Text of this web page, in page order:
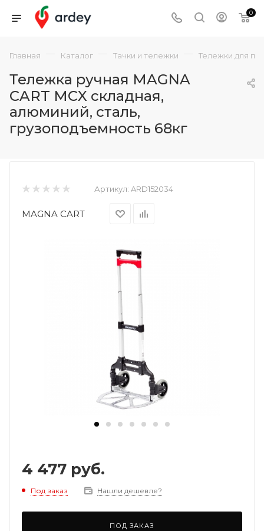
0
Главная — Каталог — Тачки и тележки — Тележки для
Тележка ручная MAGNA
CART MCX складная,
алюминий, сталь,
грузоподъемность 68кг
Артикул: ARD152034
MAGNA CART
4 477 руб.
Под заказ Нашли дешевле?
ПОД ЗАКАЗ